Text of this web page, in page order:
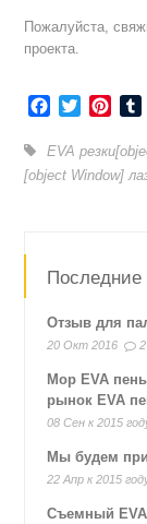
Пожалуйста,
проекта.
Facebook
Twitter
EVA резки
[object Window]
Последние
Отзыв для
20 Окт 2016
Мор EVA
рынок EVA
08 Сен к 2015
Мы будем
22 Апр к 2015
Съемный